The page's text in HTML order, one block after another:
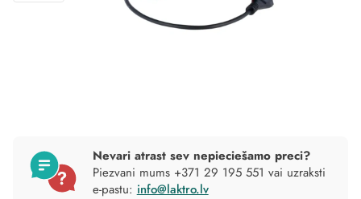
Nevari atrast sev nepieciešamo preci?
Piezvani mums +371 29 195 551 vai uzraksti
e-pastu: info@laktro.lv